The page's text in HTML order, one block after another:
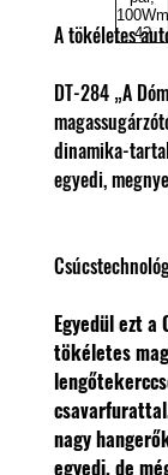
A tökéletes
DT-284 „A
dinamika-
egyedi,
Egyedül ezt a
tökéletes
nagy
egyedi, de